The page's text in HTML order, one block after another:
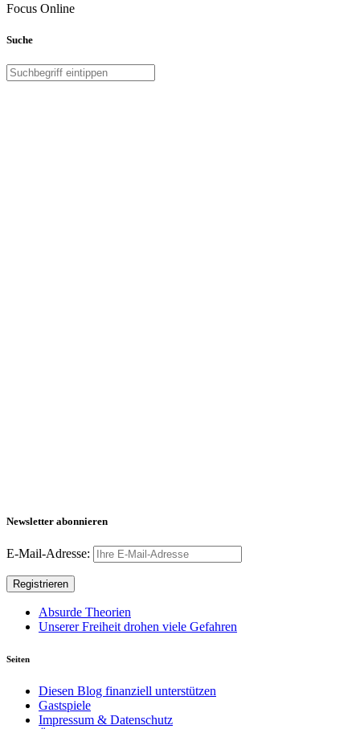
Focus Online
Suche
Newsletter abonnieren
E-Mail-Adresse:
Absurde Theorien
Unserer Freiheit drohen viele Gefahren
Seiten
Diesen Blog finanziell unterstützen
Gastspiele
Impressum & Datenschutz